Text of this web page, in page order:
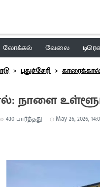
லோக்கல் வேலை
புதுச்சேரி
நாளை உள்ளூர்
430 பார்த்தது May 26, 2026,